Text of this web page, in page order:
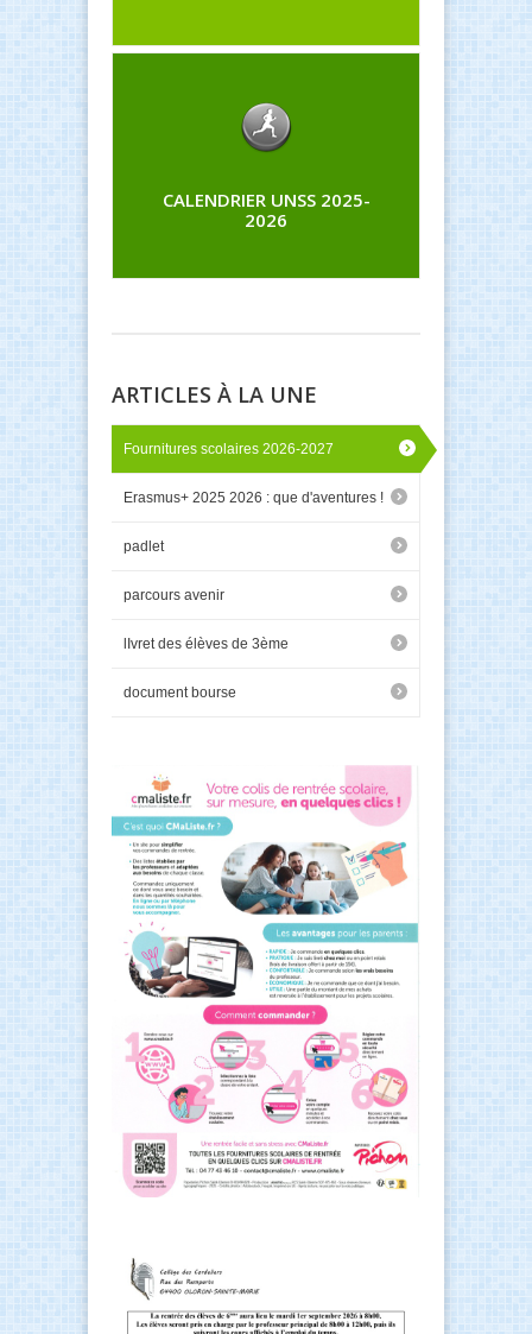
CALENDRIER UNSS 2025-
2026
ARTICLES À LA UNE
Fournitures scolaires 2026-2027
Erasmus+ 2025 2026 : que d'aventures !
padlet
parcours avenir
lIvret des élèves de 3ème
document bourse